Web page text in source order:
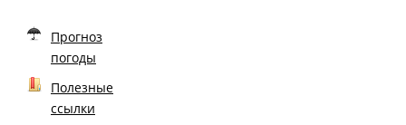
Прогноз
погоды
Полезные
ссылки